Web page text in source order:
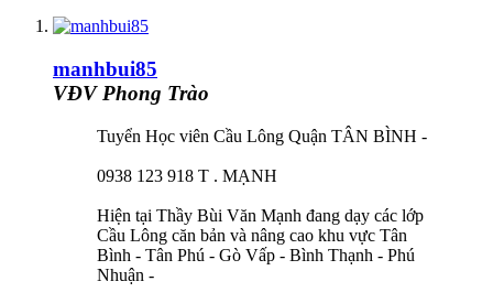
manhbui85
VĐV Phong Trào
Tuyển Học viên Cầu Lông Quận TÂN BÌNH -
0938 123 918 T . MẠNH
Hiện tại Thầy Bùi Văn Mạnh đang dạy các lớp
Cầu Lông căn bản và nâng cao khu vực Tân
Bình - Tân Phú - Gò Vấp - Bình Thạnh - Phú
Nhuận -